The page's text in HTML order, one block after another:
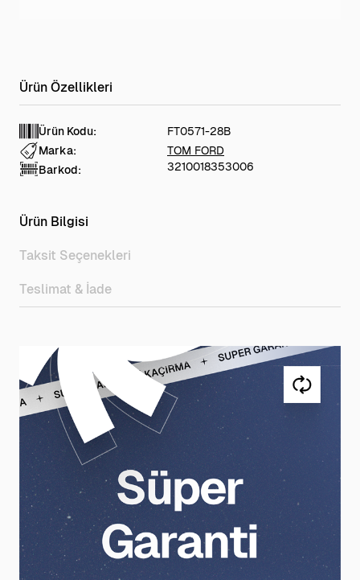
Ürün Kodu:
FT0571-28B
Marka:
TOM FORD
Barkod:
3210018353006
Ürün Bilgisi
Taksit Seçenekleri
Teslimat & İade